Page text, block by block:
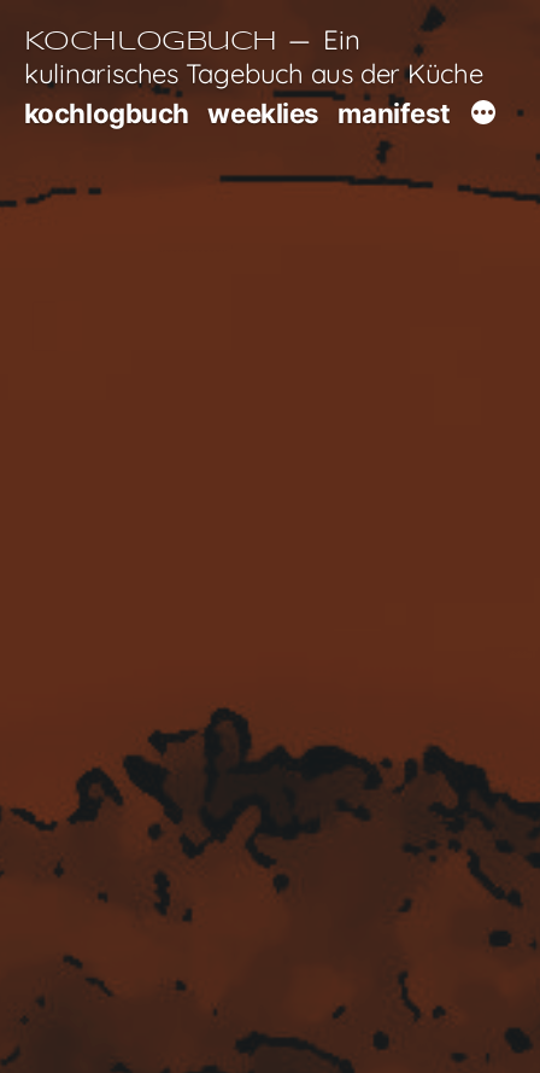
Inhalt
springen
Kochlogbuch
Ein
kulinarisches Tagebuch aus der Küche
kochlogbuch weeklies manifest